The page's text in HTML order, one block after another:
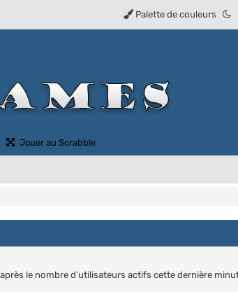
Palette de couleurs
Jouer au Scrabble(Ouvre un nouvel onglet)
le nombre d’utilisateurs actifs cette dernière